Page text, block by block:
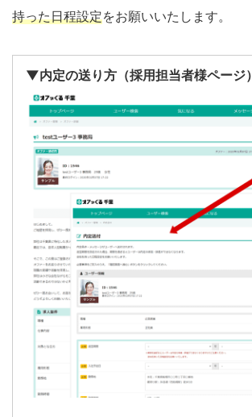
持った日程設定をお願いいたします。
▼内定の送り方（採用担当者様ページ）